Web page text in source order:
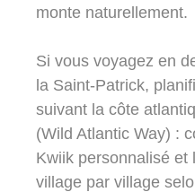
monte naturellement.
Si vous voyagez en
la Saint-Patrick,
suivant la côte
(Wild Atlantic Way) :
Kwiik personnalisé et
village par village